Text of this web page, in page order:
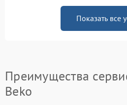
Показать все
Преимущества
Beko